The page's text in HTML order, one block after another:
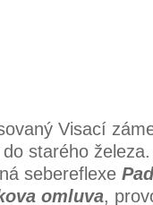
Visací
starého
sebereflexe
omluva,